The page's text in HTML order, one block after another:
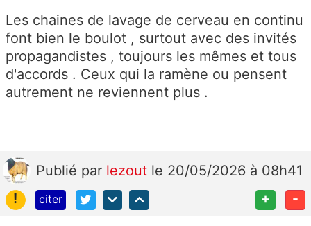
Les chaines de lavage de cerveau en continu
font bien le boulot , surtout avec des invités
propagandistes , toujours les mêmes et tous
d'accords . Ceux qui la ramène ou pensent
autrement ne reviennent plus .
Publié par lezout le 20/05/2026 à 08h41
!
citer + -